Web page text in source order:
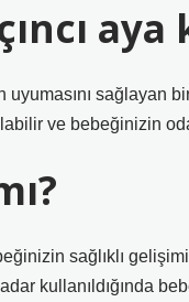
aya
sağlayan
ve bebeğinizin
sağlıklı
kullanıldığında